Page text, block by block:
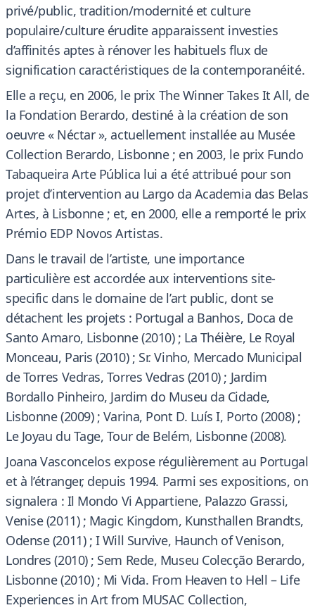
privé/public, tradition/modernité et culture
populaire/culture érudite apparaissent investies
d’affinités aptes à rénover les habituels flux de
signification caractéristiques de la contemporanéité.
Elle a reçu, en 2006, le prix The Winner Takes It All, de
la Fondation Berardo, destiné à la création de son
oeuvre « Néctar », actuellement installée au Musée
Collection Berardo, Lisbonne ; en 2003, le prix Fundo
Tabaqueira Arte Pública lui a été attribué pour son
projet d’intervention au Largo da Academia das Belas
Artes, à Lisbonne ; et, en 2000, elle a remporté le prix
Prémio EDP Novos Artistas.
Dans le travail de l’artiste, une importance
particulière est accordée aux interventions site-
specific dans le domaine de l’art public, dont se
détachent les projets : Portugal a Banhos, Doca de
Santo Amaro, Lisbonne (2010) ; La Théière, Le Royal
Monceau, Paris (2010) ; Sr. Vinho, Mercado Municipal
de Torres Vedras, Torres Vedras (2010) ; Jardim
Bordallo Pinheiro, Jardim do Museu da Cidade,
Lisbonne (2009) ; Varina, Pont D. Luís I, Porto (2008) ;
Le Joyau du Tage, Tour de Belém, Lisbonne (2008).
Joana Vasconcelos expose régulièrement au Portugal
et à l’étranger, depuis 1994. Parmi ses expositions, on
signalera : Il Mondo Vi Appartiene, Palazzo Grassi,
Venise (2011) ; Magic Kingdom, Kunsthallen Brandts,
Odense (2011) ; I Will Survive, Haunch of Venison,
Londres (2010) ; Sem Rede, Museu Colecção Berardo,
Lisbonne (2010) ; Mi Vida. From Heaven to Hell – Life
Experiences in Art from MUSAC Collection,